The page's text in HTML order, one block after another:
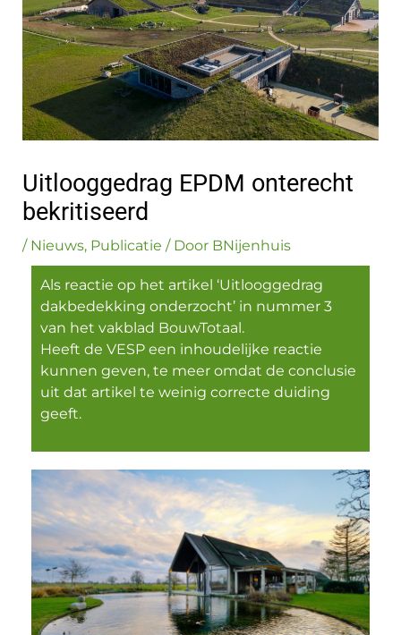
Uitlooggedrag EPDM onterecht
bekritiseerd
/ Nieuws, Publicatie / Door BNijenhuis
Als reactie op het artikel ‘Uitlooggedrag
dakbedekking onderzocht’ in nummer 3
van het vakblad BouwTotaal.
Heeft de VESP een inhoudelijke reactie
kunnen geven, te meer omdat de conclusie
uit dat artikel te weinig correcte duiding
geeft.